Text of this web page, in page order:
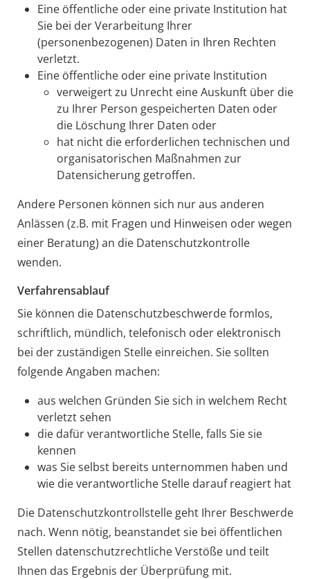
Eine öffentliche oder eine private Institution hat
Sie bei der Verarbeitung Ihrer
(personenbezogenen) Daten in Ihren Rechten
verletzt.
Eine öffentliche oder eine private Institution
verweigert zu Unrecht eine Auskunft über die
zu Ihrer Person gespeicherten Daten oder
die Löschung Ihrer Daten oder
hat nicht die erforderlichen technischen und
organisatorischen Maßnahmen zur
Datensicherung getroffen.
Andere Personen können sich nur aus anderen
Anlässen (z.B. mit Fragen und Hinweisen oder wegen
einer Beratung) an die Datenschutzkontrolle
wenden.
Verfahrensablauf
Sie können die Datenschutzbeschwerde formlos,
schriftlich, mündlich, telefonisch oder elektronisch
bei der zuständigen Stelle einreichen. Sie sollten
folgende Angaben machen:
aus welchen Gründen Sie sich in welchem Recht
verletzt sehen
die dafür verantwortliche Stelle, falls Sie sie
kennen
was Sie selbst bereits unternommen haben und
wie die verantwortliche Stelle darauf reagiert hat
Die Datenschutzkontrollstelle geht Ihrer Beschwerde
nach. Wenn nötig, beanstandet sie bei öffentlichen
Stellen datenschutzrechtliche Verstöße und teilt
Ihnen das Ergebnis der Überprüfung mit.